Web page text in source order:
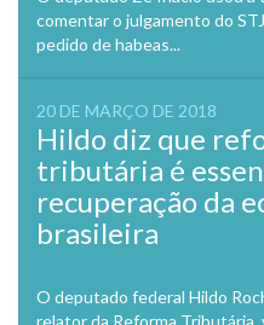
comentar o julgamento do
pedido de habeas...
20 DE MARÇO DE 2018
Hildo diz que
tributária é
recuperação da
brasileira
O deputado federal Hildo
relator da Reforma Tributária,